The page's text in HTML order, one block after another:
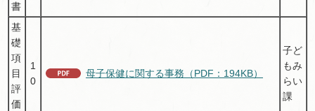
書
基
礎
項
目
評
価
1
0
母子保健に関する事務（PDF：194KB）
子ど
もみ
らい
課